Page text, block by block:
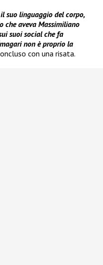
suo linguaggio del corpo,
che aveva Massimiliano
suoi social che fa
non è proprio la
con una risata.